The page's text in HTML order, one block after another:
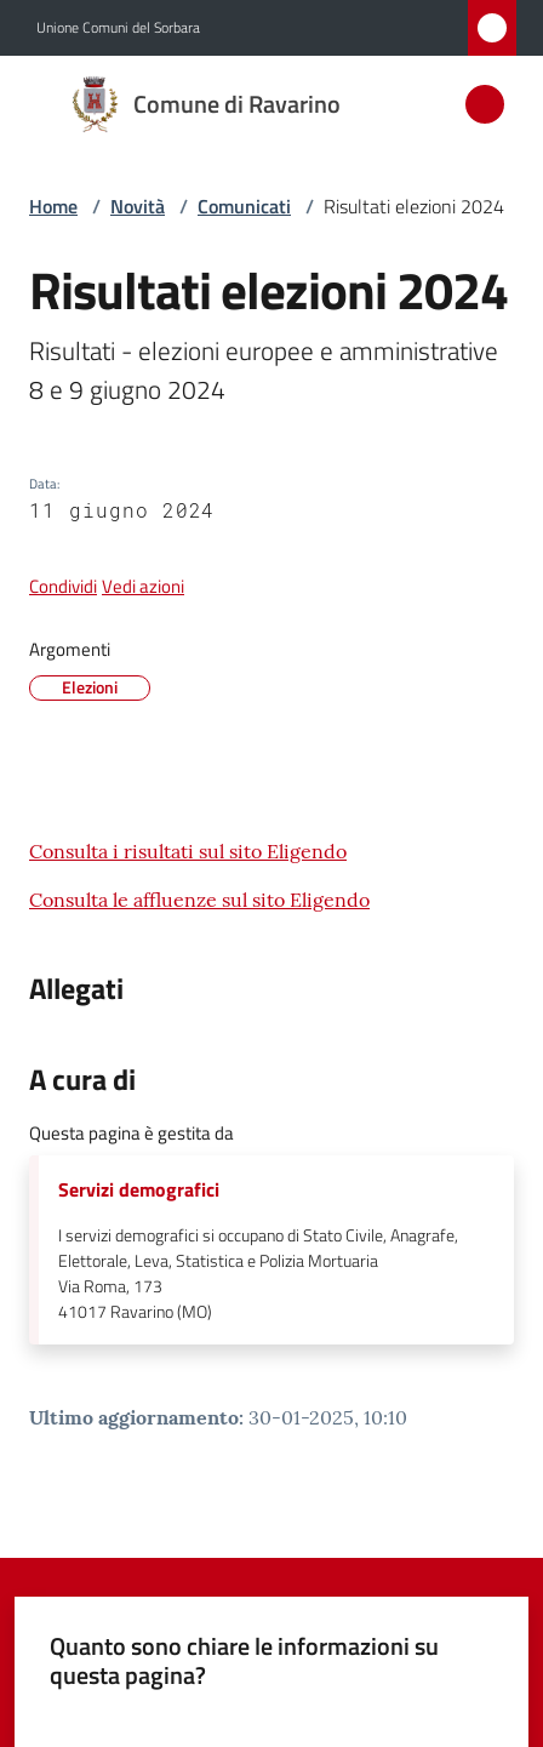
Unione Comuni del Sorbara
Comune di Ravarino
Comune
di
Menu selezionato
Servizi
Ravarino
Tutti
gli
argomenti...
Home / Novità / Comunicati / Risultati elezioni 2024
Salta al contenuto
Risultati elezioni 2024
Risultati - elezioni europee e amministrative
8 e 9 giugno 2024
Data:
11 giugno 2024
CondividiVedi azioni
Argomenti
Elezioni
Contenuto
Consulta i risultati sul sito Eligendo
Consulta le affluenze sul sito Eligendo
Allegati
A cura di
Questa pagina è gestita da
Servizi demografici
I servizi demografici si occupano di Stato Civile, Anagrafe,
Elettorale, Leva, Statistica e Polizia Mortuaria
Via Roma, 173
41017 Ravarino (MO)
Ultimo aggiornamento: 30-01-2025, 10:10
Quanto sono chiare le informazioni su
questa pagina?